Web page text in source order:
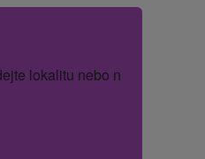
lokalitu nebo název hotelu.